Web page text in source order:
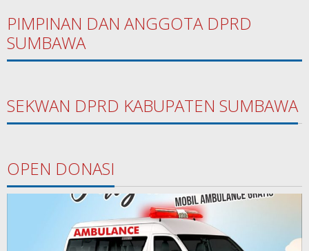
PIMPINAN DAN ANGGOTA DPRD
SUMBAWA
SEKWAN DPRD KABUPATEN SUMBAWA
OPEN DONASI